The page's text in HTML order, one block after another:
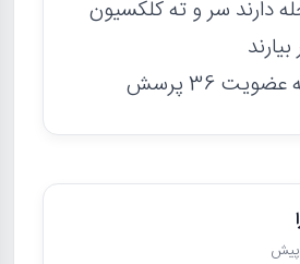
دارند سر و ته کلکسیون
36 پرسش
پیش